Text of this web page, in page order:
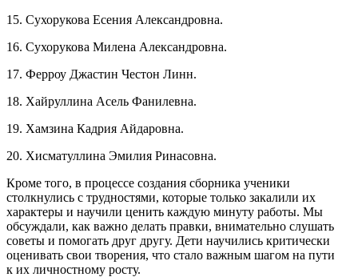
15. Сухорукова Есения Александровна.
16. Сухорукова Милена Александровна.
17. Ферроу Джастин Честон Линн.
18. Хайруллина Асель Фанилевна.
19. Хамзина Кадрия Айдаровна.
20. Хисматуллина Эмилия Ринасовна.
Кроме того, в процессе создания сборника ученики
столкнулись с трудностями, которые только закалили их
характеры и научили ценить каждую минуту работы. Мы
обсуждали, как важно делать правки, внимательно слушать
советы и помогать друг другу. Дети научились критически
оценивать свои творения, что стало важным шагом на пути
к их личностному росту.